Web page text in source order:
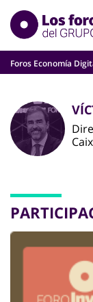
Skip
content
Foros Economía